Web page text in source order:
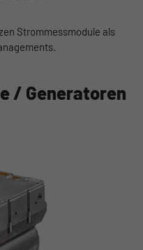
Strommessmodule als
/ Generatoren